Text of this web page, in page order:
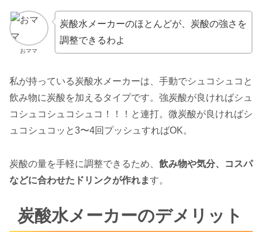
おママ
炭酸水メーカーのほとんどが、炭酸の強さを
調整できるわよ
私が持っている炭酸水メーカーは、手動でシュコシュコと
飲み物に炭酸を加えるタイプです。強炭酸が良ければシュ
コシュコシュコシュコ！！！と連打。微炭酸が良ければシ
ュコシュコッと3〜4回プッシュすればOK。
炭酸の量を手軽に調整できるため、 飲み物や気分、コスパ
などに合わせたドリンクが作れます。
炭酸水メーカーのデメリット